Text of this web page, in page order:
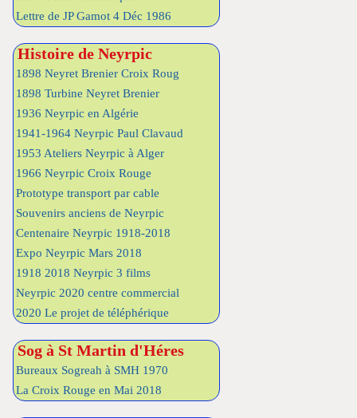
Lettre de JP Gamot 4 Déc 1986
Histoire de Neyrpic
1898 Neyret Brenier Croix Roug
1898 Turbine Neyret Brenier
1936 Neyrpic en Algérie
1941-1964 Neyrpic Paul Clavaud
1953 Ateliers Neyrpic à Alger
1966 Neyrpic Croix Rouge
Prototype transport par cable
Souvenirs anciens de Neyrpic
Centenaire Neyrpic 1918-2018
Expo Neyrpic Mars 2018
1918 2018 Neyrpic 3 films
Neyrpic 2020 centre commercial
2020 Le projet de téléphérique
Sog à St Martin d'Héres
Bureaux Sogreah à SMH 1970
La Croix Rouge en Mai 2018